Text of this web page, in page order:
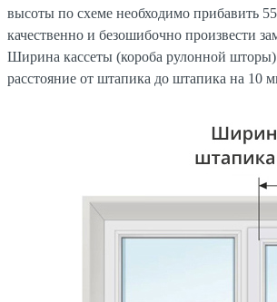
высоты по схеме необходимо прибавить
качественно и безошибочно произвести
Ширина кассеты (короба рулонной
расстояние от штапика до штапика на 10